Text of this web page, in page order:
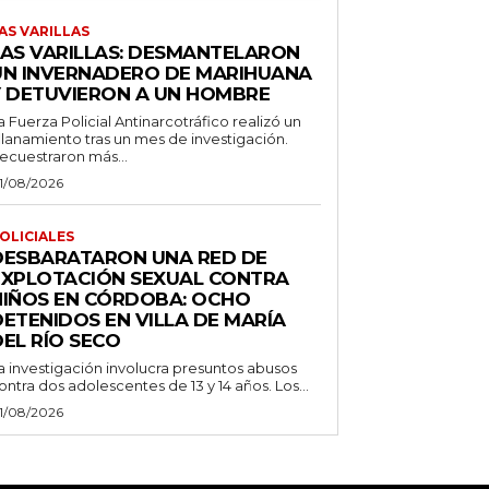
VARILLAS
VARILLAS: DESMANTELARON
INVERNADERO DE MARIHUANA
DETUVIERON A UN HOMBRE
Fuerza Policial Antinarcotráfico realizó un
tras un mes de investigación.
más...
08/2026
UNA RED DE
SEXUAL CONTRA
EN CÓRDOBA: OCHO
EN VILLA DE MARÍA
RÍO SECO
investigación involucra presuntos abusos
dos adolescentes de 13 y 14 años. Los...
08/2026